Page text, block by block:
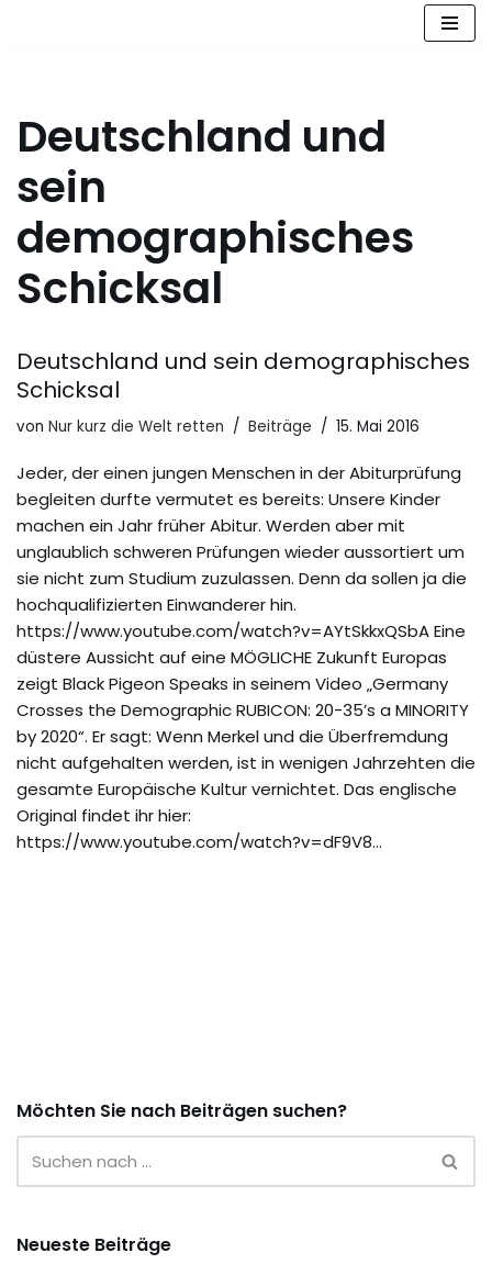
Deutschland und
sein
demographisches
Schicksal
Deutschland und sein demographisches
Schicksal
von Nur kurz die Welt retten Beiträge 15. Mai 2016
Jeder, der einen jungen Menschen in der Abiturprüfung
begleiten durfte vermutet es bereits: Unsere Kinder
machen ein Jahr früher Abitur. Werden aber mit
unglaublich schweren Prüfungen wieder aussortiert um
sie nicht zum Studium zuzulassen. Denn da sollen ja die
hochqualifizierten Einwanderer hin.
https://www.youtube.com/watch?v=AYtSkkxQSbA Eine
düstere Aussicht auf eine MÖGLICHE Zukunft Europas
zeigt Black Pigeon Speaks in seinem Video „Germany
Crosses the Demographic RUBICON: 20-35’s a MINORITY
by 2020“. Er sagt: Wenn Merkel und die Überfremdung
nicht aufgehalten werden, ist in wenigen Jahrzehten die
gesamte Europäische Kultur vernichtet. Das englische
Original findet ihr hier:
https://www.youtube.com/watch?v=dF9V8…
Möchten Sie nach Beiträgen suchen?
Neueste Beiträge